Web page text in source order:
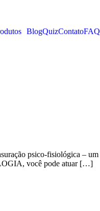
BlogQuizContatoFAQ
psico-fisiológica – um
você pode atuar […]